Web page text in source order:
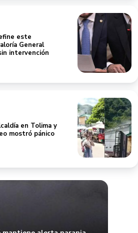
General
intervención
mostró pánico
de ceniza y aumento